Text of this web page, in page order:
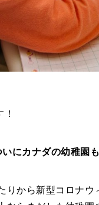
にカナダの幼稚園
りから新型コロナ